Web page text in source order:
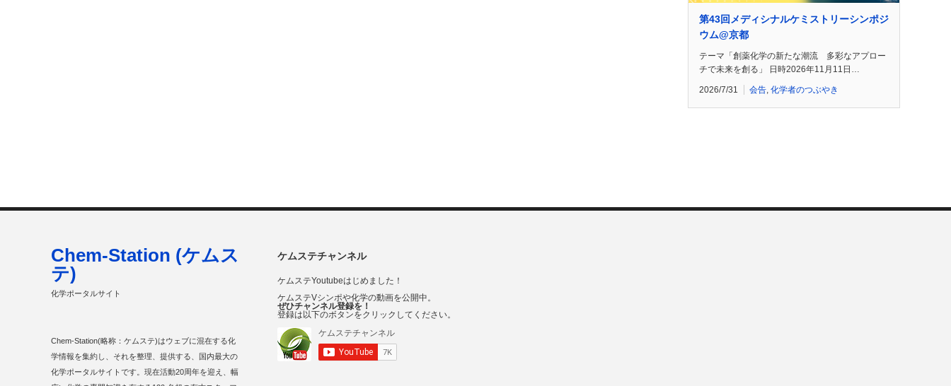
第43回メディシナルケミストリーシンポジ
ウム@京都
テーマ「創薬化学の新たな潮流 多彩なアプロー
チで未来を創る」 日時2026年11月11日…
2026/7/31 会告, 化学者のつぶやき
ケムステチャンネル
ケムステYoutubeはじめました！
ケムステVシンポや化学の動画を公開中。
ぜひチャンネル登録を！
登録は以下のボタンをクリックしてください。
Chem-Station (ケムス
テ)
化学ポータルサイト
Chem-Station(略称：ケムステ)はウェブに混在する化
学情報を集約し、それを整理、提供する、国内最大の
化学ポータルサイトです。現在活動20周年を迎え、幅